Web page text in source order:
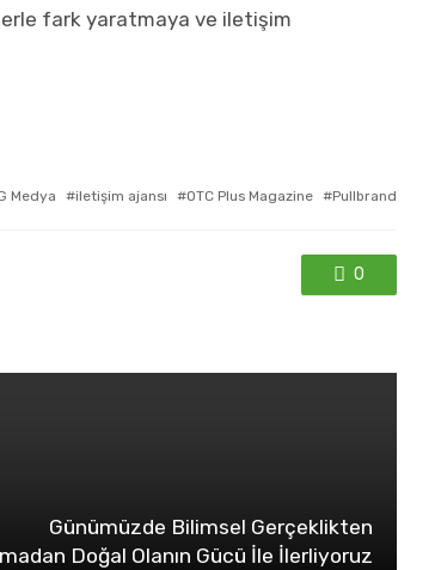
fark yaratmaya ve iletişim
Medya iletişim ajansı OTC Plus Magazine Pullbrand
0
Günümüzde Bilimsel Gerçeklikten
Doğal Olanın Gücü İle İlerliyoruz